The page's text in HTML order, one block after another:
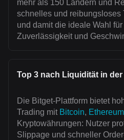
mehr als 150 Ländern und
schnelles und reibungsloses
und damit die ideale Wahl
Zuverlässigkeit und
Top 3 nach Liquidität in
Die Bitget-Plattform bietet
Trading mit Bitcoin, Ethereum
Kryptowährungen: Nutzer
Slippage und schneller